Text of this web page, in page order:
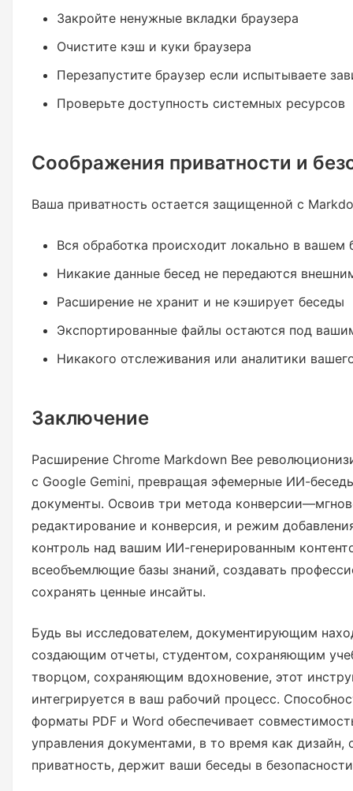
Закройте ненужные вкладки браузера
Очистите кэш и куки браузера
Перезапустите браузер если испытываете
Проверьте доступность системных ресурсов
Соображения приватности и
Ваша приватность остается защищенной с
Вся обработка происходит локально в вашем
Никакие данные бесед не передаются
Расширение не хранит и не кэширует беседы
Экспортированные файлы остаются под
Никакого отслеживания или аналитики
Заключение
Расширение Chrome Markdown Bee
с Google Gemini, превращая эфемерные ИИ-
документы. Освоив три метода
редактирование и конверсия, и режим
контроль над вашим ИИ-генерированным
всеобъемлющие базы знаний, создавать
сохранять ценные инсайты.
Будь вы исследователем, документирующим
создающим отчеты, студентом, сохраняющим
творцом, сохраняющим вдохновение, этот
интегрируется в ваш рабочий процесс.
форматы PDF и Word обеспечивает
управления документами, в то время как дизайн,
приватность, держит ваши беседы в